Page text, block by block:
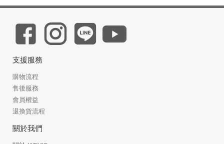
支援服務
購物流程
售後服務
會員權益
退換貨流程
關於我們